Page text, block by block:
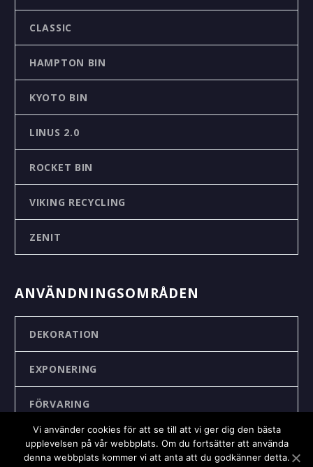
CLASSIC
HAMPTON BIN
KYOTO BIN
LINUS 2.0
ROCKET BIN
VIKING RECYCLING
ZENIT
ANVÄNDNINGSOMRÅDEN
DEKORATION
EXPONERING
FÖRVARING
KÄLLSORTERING
Vi använder cookies för att se till att vi ger dig den bästa
upplevelsen på vår webbplats. Om du fortsätter att använda
denna webbplats kommer vi att anta att du godkänner detta.